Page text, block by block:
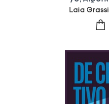
Laia Grassi